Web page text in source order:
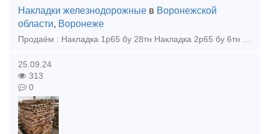
Накладки железнодорожные в Воронежской
области, Воронеже
Продаём : Накладка 1р65 бу 28тн Накладка 2р65 бу 6тн Накладка 1р50 бу 1тн Подкладка Д65 бу 60тн Подкладка КД65 новая 2,5тн Подкладка КД65 бу 2тн Крестовина р65 1/9 новая 2023г, кол-во 3шт
25.09.24
313
0